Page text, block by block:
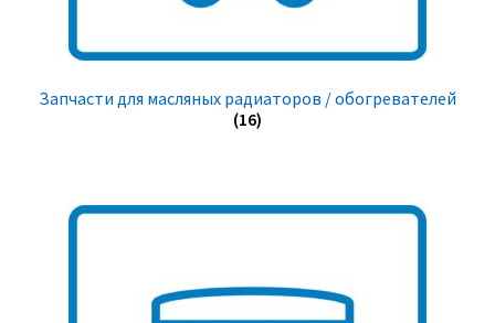
Запчасти для масляных радиаторов / обогревателей
(16)